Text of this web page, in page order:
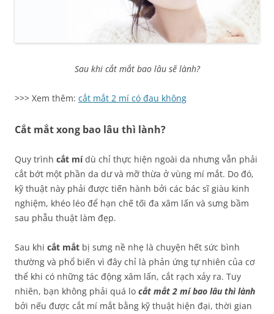
Sau khi cắt mắt bao lâu sẽ lành?
>>> Xem thêm: cắt mắt 2 mí có đau không
Cắt mắt xong bao lâu thì lành?
Quy trình cắt mídù chỉ thực hiện ngoài da nhưng vẫn phải
cắt bớt một phần da dư và mỡ thừa ở vùng mí mắt. Do đó,
kỹ thuật này phải được tiến hành bởi các bác sĩ giàu kinh
nghiệm, khéo léo để hạn chế tối đa xâm lấn và sưng bầm
sau phẫu thuật làm đẹp.
Sau khi cắt mắt bị sưng nề nhẹ là chuyện hết sức bình
thường và phổ biến vì đây chỉ là phản ứng tự nhiên của cơ
thể khi có những tác động xâm lấn, cắt rạch xảy ra. Tuy
nhiên, bạn không phải quá lo cắt mắt 2 mí bao lâu thì lành
bởi nếu được cắt mí mắt bằng kỹ thuật hiện đại, thời gian